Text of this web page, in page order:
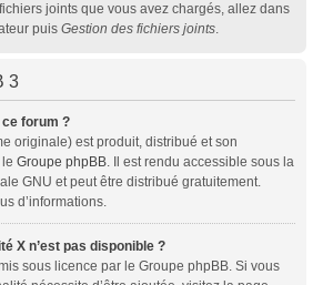
joints que vous avez chargés, allez dans
puis Gestion des fichiers joints.
3
forum ?
originale) est produit, distribué et son
Groupe phpBB. Il est rendu accessible sous la
GNU et peut être distribué gratuitement.
d’informations.
X n’est pas disponible ?
sous licence par le Groupe phpBB. Si vous